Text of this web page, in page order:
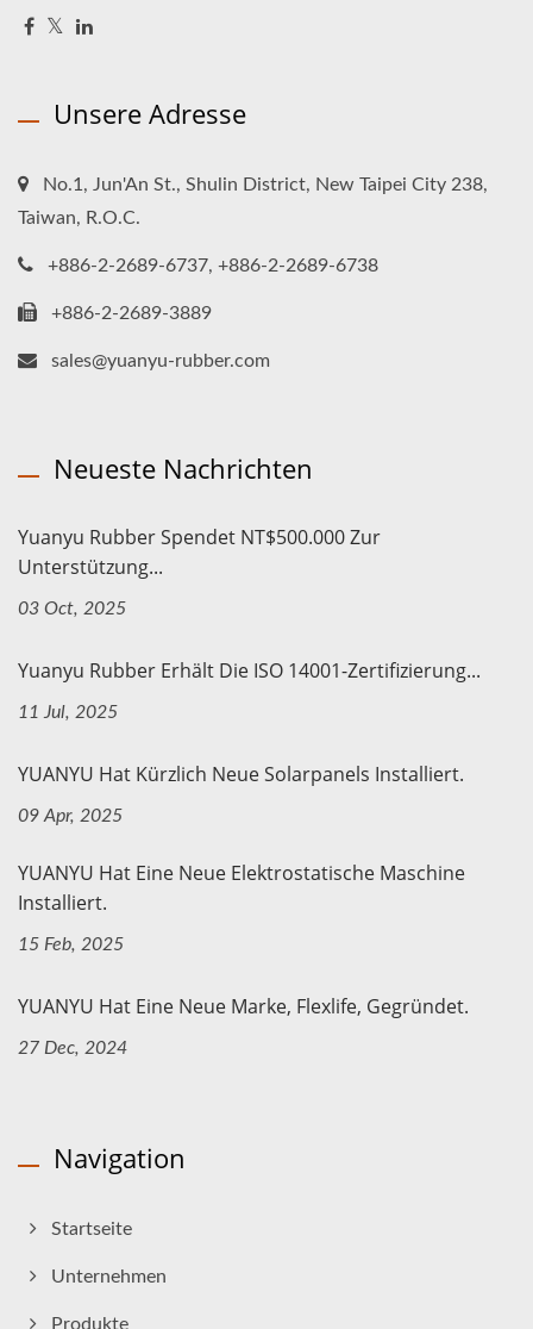
Unsere Adresse
No.1, Jun'An St., Shulin District, New Taipei City 238,
Taiwan, R.O.C.
+886-2-2689-6737, +886-2-2689-6738
+886-2-2689-3889
sales@yuanyu-rubber.com
Neueste Nachrichten
Yuanyu Rubber Spendet NT$500.000 Zur
Unterstützung...
03 Oct, 2025
Yuanyu Rubber Erhält Die ISO 14001-Zertifizierung...
11 Jul, 2025
YUANYU Hat Kürzlich Neue Solarpanels Installiert.
09 Apr, 2025
YUANYU Hat Eine Neue Elektrostatische Maschine
Installiert.
15 Feb, 2025
YUANYU Hat Eine Neue Marke, Flexlife, Gegründet.
27 Dec, 2024
Navigation
Startseite
Unternehmen
Produkte